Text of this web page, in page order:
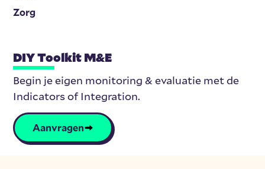
Zorg
DIY Toolkit M&E
Begin je eigen monitoring & evaluatie met de
Indicators of Integration.
Aanvragen